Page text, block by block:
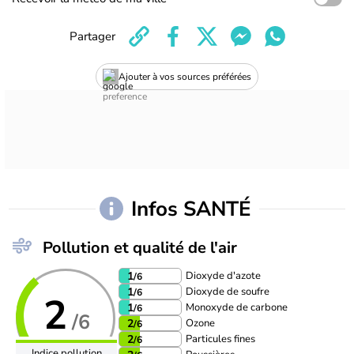
Ajouter à vos sources préférées
Partager
Infos SANTÉ
Pollution et qualité de l'air
2 /6
1/6 Dioxyde d'azote
1/6 Dioxyde de soufre
1/6 Monoxyde de carbone
2/6 Ozone
2/6 Particules fines